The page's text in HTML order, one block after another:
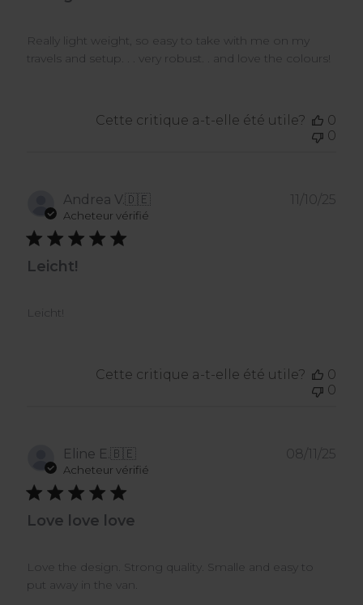
Really light weight, so easy to take with me on my
travels and setup. . . very robust. . and love the colours!
Cette critique a-t-elle été utile?
0
0
Andrea V.🇩🇪
Acheteur vérifié
Leicht!
Leicht!
11/10/25
Cette critique a-t-elle été utile?
0
0
Eline E.🇧🇪
Acheteur vérifié
Love love love
Love the design. Strong quality. Smalle and easy to
put away in the van.
08/11/25